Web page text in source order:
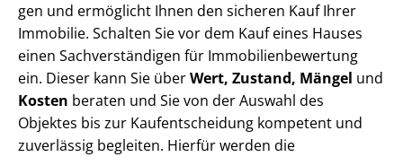
gen und ermöglicht Ihnen den sicheren Kauf Ihrer
Immobilie. Schalten Sie vor dem Kauf eines Hauses
einen Sach­ver­stän­di­gen für Im­mo­bi­li­en­be­wer­tung
ein. Dieser kann Sie überWert, Zustand, Mängel und
Kosten beraten und Sie von der Auswahl des
Objektes bis zur Kauf­ent­schei­dung kompetent und
zuverlässig begleiten. Hierfür werden die